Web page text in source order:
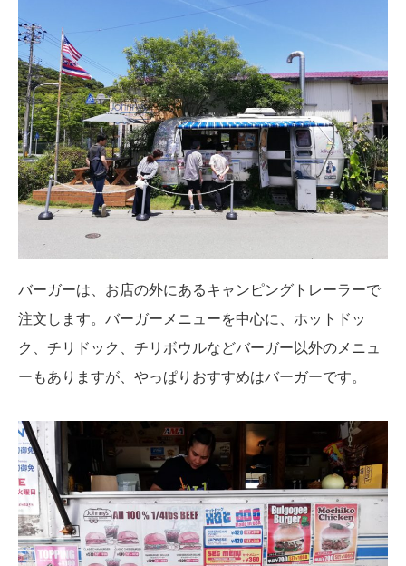
バーガーは、お店の外にあるキャンピングトレーラーで
注文します。バーガーメニューを中心に、ホットドッ
ク、チリドック、チリボウルなどバーガー以外のメニュ
ーもありますが、やっぱりおすすめはバーガーです。